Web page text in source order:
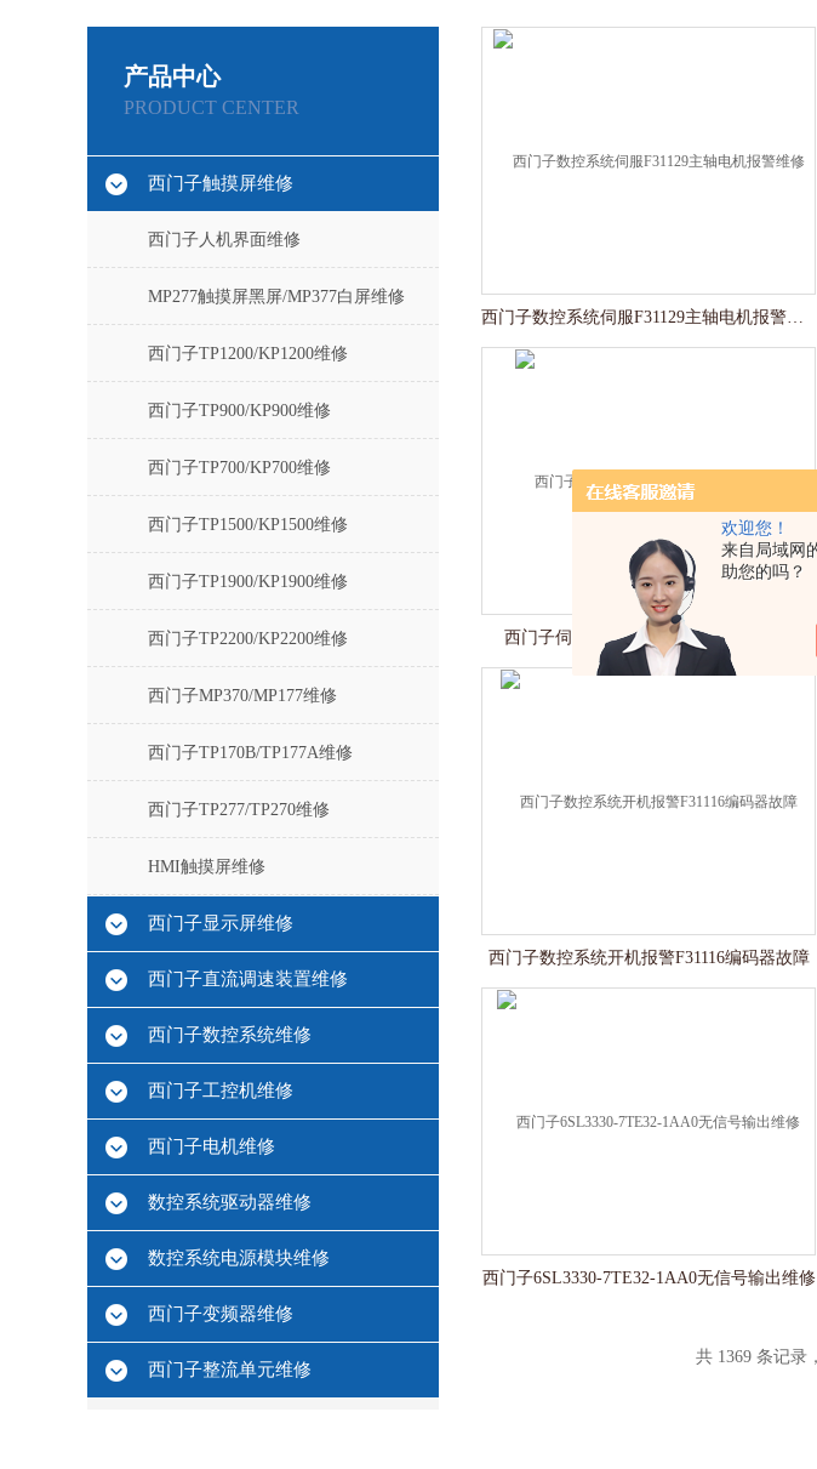
欢迎您！
来自局域网
助您的吗？
产品中心
PRODUCT CENTER
西门子触摸屏维修
西门子人机界面维修
MP277触摸屏黑屏/MP377白屏维修
西门子TP1200/KP1200维修
西门子TP900/KP900维修
西门子TP700/KP700维修
西门子TP1500/KP1500维修
西门子TP1900/KP1900维修
西门子TP2200/KP2200维修
西门子MP370/MP177维修
西门子TP170B/TP177A维修
西门子TP277/TP270维修
HMI触摸屏维修
西门子显示屏维修
西门子直流调速装置维修
西门子数控系统维修
西门子工控机维修
西门子电机维修
数控系统驱动器维修
数控系统电源模块维修
西门子变频器维修
西门子整流单元维修
西门子数控系统伺服F31129主轴电机报警维修
西门子伺服电机报F31152编码器转速高
西门子数控系统开机报警F31116编码器故障
西门子6SL3330-7TE32-1AA0无信号输出维修
共 1369 条记录